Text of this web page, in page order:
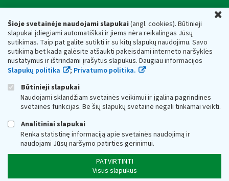
Šioje svetainėje naudojami slapukai(angl. cookies). Būtinieji
slapukai įdiegiami automatiškai ir jiems nėra reikalingas Jūsų
sutikimas. Taip pat galite sutikti ir su kitų slapukų naudojimu. Savo
sutikimą bet kada galėsite atšaukti pakeisdami interneto naršyklės
nustatymus ir ištrindami įrašytus slapukus. Daugiau informacijos
Slapukų politika
; Privatumo politika.
Būtinieji slapukai
Naudojami sklandžiam svetainės veikimui ir įgalina pagrindines
svetainės funkcijas. Be šių slapukų svetainė negali tinkamai veikti.
Analitiniai slapukai
Renka statistinę informaciją apie svetainės naudojimą ir
naudojami Jūsų naršymo patirties gerinimui.
PATVIRTINTI
Visus slapukus
Respublikos finansų ministerijos
Biudžetinė įstaiga. Juridinio asmens kodas — 188659752,
adresas: Vasario 16-osios g. 14, 01107 Vilnius, Lietuva, el.paštas:
vmi@vmi.lt, E. pristatymo dėžutės adresas 188659752
Duomenys apie Valstybinę mokesčių inspekciją prie Lietuvos
Respublikos finansų ministerijos kaupiami ir saugomi Juridinių